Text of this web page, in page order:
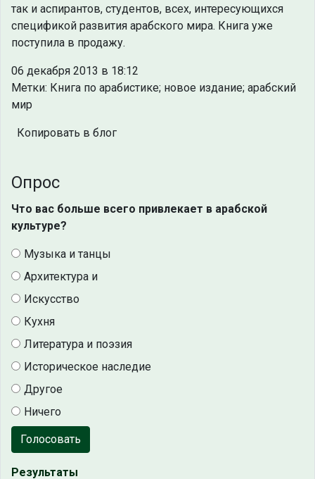
так и аспирантов, студентов, всех, интересующихся
спецификой развития арабского мира. Книга уже
поступила в продажу.
06 декабря 2013 в 18:12
Метки: Книга по арабистике; новое издание; арабский
мир
Копировать в блог
Опрос
Что вас больше всего привлекает в арабской
культуре?
Музыка и танцы
Архитектура и
Искусство
Кухня
Литература и поэзия
Историческое наследие
Другое
Ничего
Голосовать
Результаты